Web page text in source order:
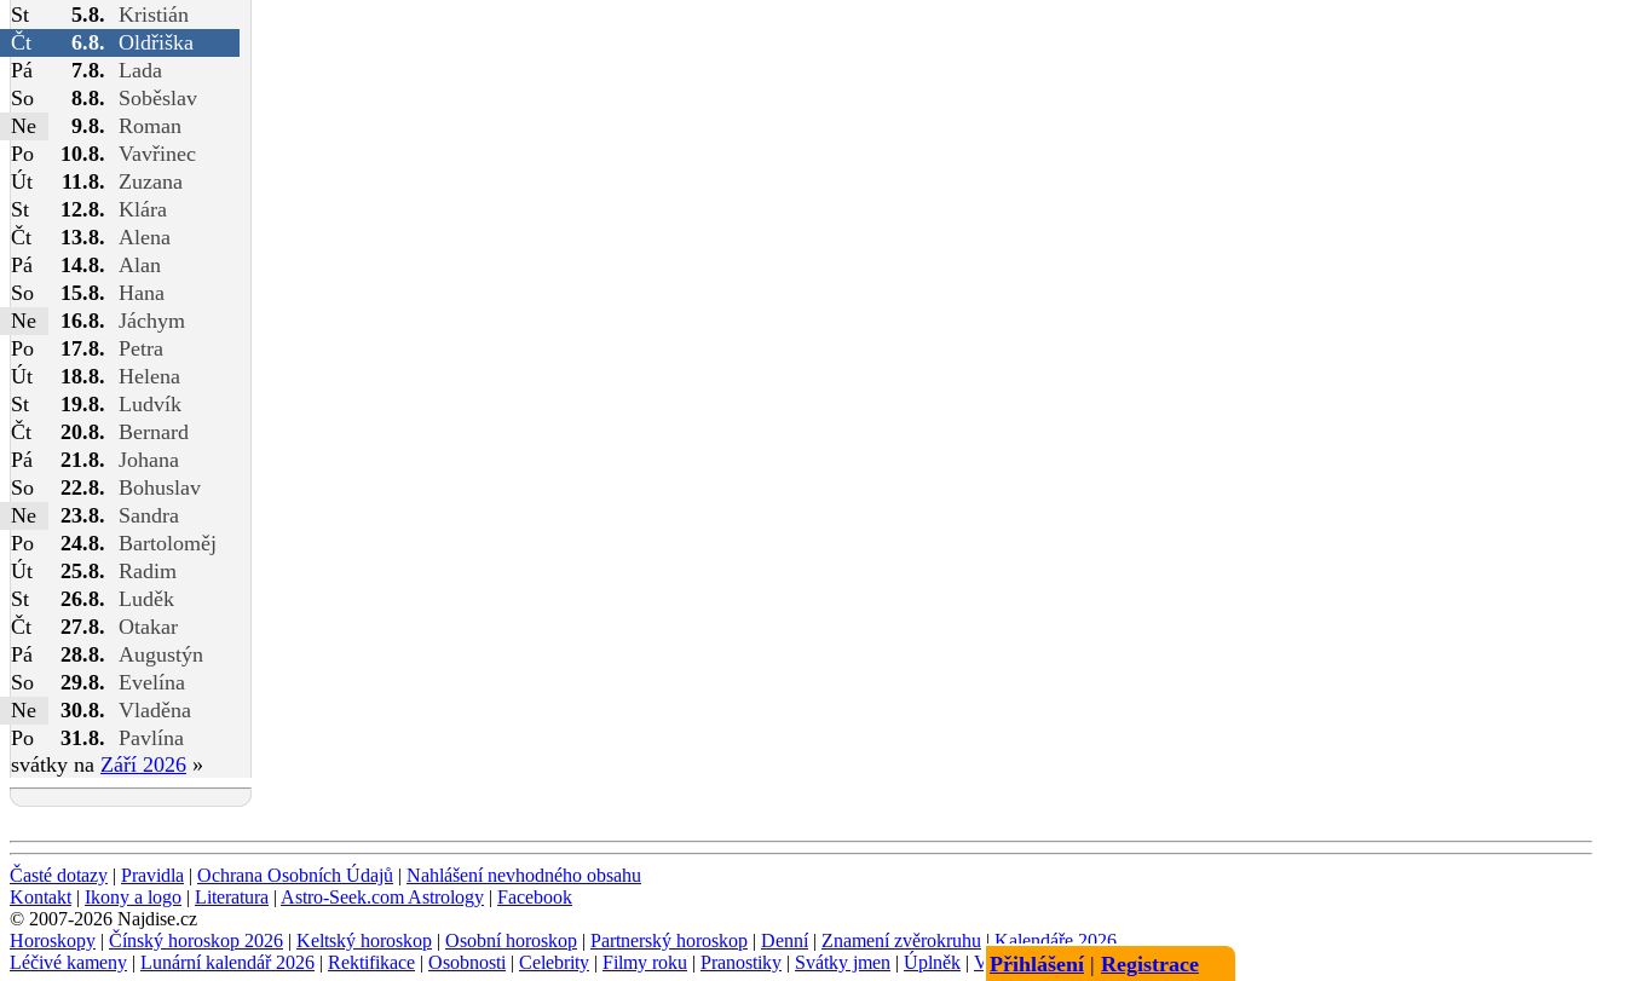
St
5.8. Kristián
Čt
6.8. Oldřiška
Pá
7.8. Lada
So
8.8.
Soběslav
Ne
9.8. Roman
Po
10.8. Vavřinec
Út
11.8.
Zuzana
St
12.8. Klára
Čt
13.8.
Alena
Pá
14.8.
Alan
So
15.8. Hana
Ne
16.8. Jáchym
Po
17.8. Petra
Út
18.8. Helena
St
19.8. Ludvík
Čt
20.8. Bernard
Pá
21.8. Johana
So
22.8. Bohuslav
Ne
23.8.
Sandra
Po
24.8. Bartoloměj
Út
25.8. Radim
St
26.8. Luděk
Čt
27.8. Otakar
Pá
28.8.
Augustýn
So
29.8. Evelína
Ne
30.8. Vladěna
Po
31.8. Pavlína
svátky na Září 2026 »
Přihlášení| Registrace
Časté dotazy | Pravidla | Ochrana Osobních Údajů | Nahlášení nevhodného obsahu
Kontakt | Ikony a logo | Literatura | Astro-Seek.com Astrology | Facebook
© 2007-2026 Najdise.cz
Horoskopy | Čínský horoskop 2026 | Keltský horoskop | Osobní horoskop | Partnerský horoskop | Denní| Znamení zvěrokruhu | Kalendáře 2026
Léčivé kameny | Lunární kalendář 2026 | Rektifikace | Osobnosti | Celebrity | Filmy roku | Pranostiky | Svátky jmen | Úplněk | Význam jmen